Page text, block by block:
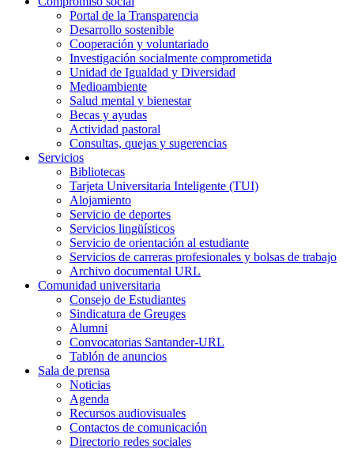
Portal de la Transparencia
Desarrollo sostenible
Cooperación y voluntariado
Investigación socialmente comprometida
Unidad de Igualdad y Diversidad
Medioambiente
Salud mental y bienestar
Becas y ayudas
Actividad pastoral
Consultas, quejas y sugerencias
Servicios
Bibliotecas
Tarjeta Universitaria Inteligente (TUI)
Alojamiento
Servicio de deportes
Servicios lingüísticos
Servicio de orientación al estudiante
Servicios de carreras profesionales y bolsas de trabajo
Archivo documental URL
Comunidad universitaria
Consejo de Estudiantes
Sindicatura de Greuges
Alumni
Convocatorias Santander-URL
Tablón de anuncios
Sala de prensa
Noticias
Agenda
Recursos audiovisuales
Contactos de comunicación
Directorio redes sociales